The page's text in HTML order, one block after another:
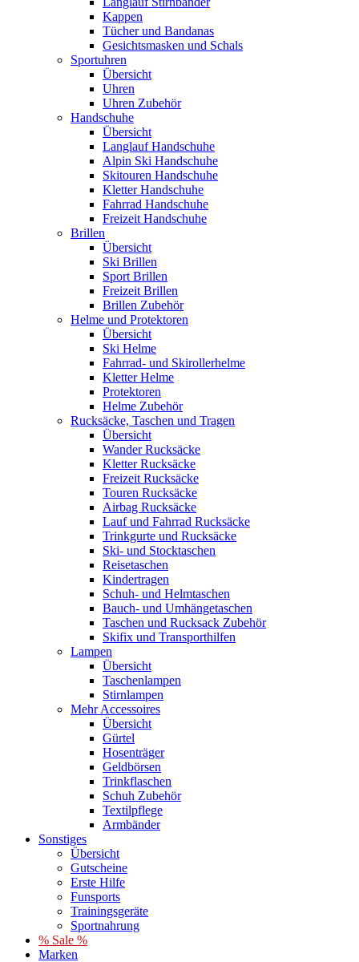
Kappen
Tücher und Bandanas
Gesichtsmasken und Schals
Sportuhren
Übersicht
Uhren
Uhren Zubehör
Handschuhe
Übersicht
Langlauf Handschuhe
Alpin Ski Handschuhe
Skitouren Handschuhe
Kletter Handschuhe
Fahrrad Handschuhe
Freizeit Handschuhe
Brillen
Übersicht
Ski Brillen
Sport Brillen
Freizeit Brillen
Brillen Zubehör
Helme und Protektoren
Übersicht
Ski Helme
Fahrrad- und Skirollerhelme
Kletter Helme
Protektoren
Helme Zubehör
Rucksäcke, Taschen und Tragen
Übersicht
Wander Rucksäcke
Kletter Rucksäcke
Freizeit Rucksäcke
Touren Rucksäcke
Airbag Rucksäcke
Lauf und Fahrrad Rucksäcke
Trinkgurte und Rucksäcke
Ski- und Stocktaschen
Reisetaschen
Kindertragen
Schuh- und Helmtaschen
Bauch- und Umhängetaschen
Taschen und Rucksack Zubehör
Skifix und Transporthilfen
Lampen
Übersicht
Taschenlampen
Stirnlampen
Mehr Accessoires
Übersicht
Gürtel
Hosenträger
Geldbörsen
Trinkflaschen
Schuh Zubehör
Textilpflege
Armbänder
Sonstiges
Übersicht
Gutscheine
Erste Hilfe
Funsports
Trainingsgeräte
Sportnahrung
% Sale %
Marken